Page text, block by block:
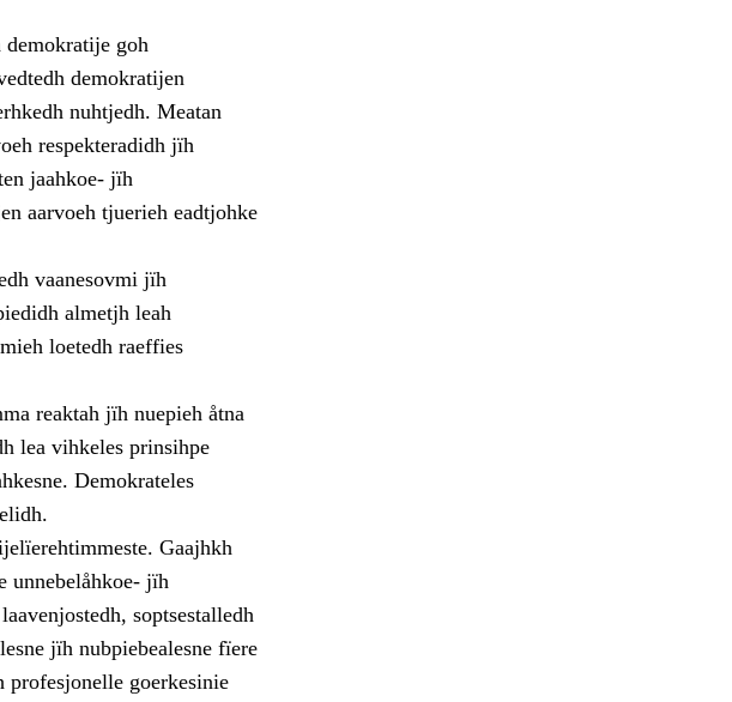
goh
demokratijen
nuhtjedh. Meatan
respekteradidh jïh
jaahkoe- jïh
aarvoeh tjuerieh eadtjohke
vaanesovmi jïh
almetjh leah
loetedh raeffies
reaktah jïh nuepieh åtna
lea vihkeles prinsihpe
Demokrateles
Gaajhkh
unnebelåhkoe- jïh
soptsestalledh
jïh nubpiebealesne fïere
profesjonelle goerkesinie